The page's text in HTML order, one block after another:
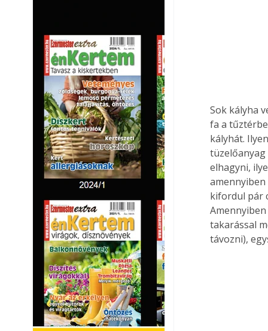
tárolható h
Sok kályha
fa a
kályhát.
elhagyni,
kifordul pár
takarással
távozni),